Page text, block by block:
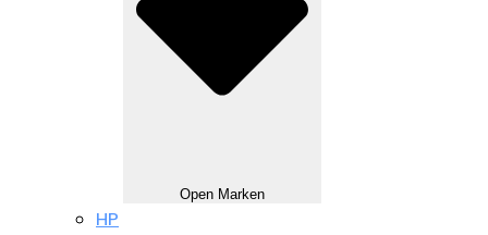
Open Marken
HP